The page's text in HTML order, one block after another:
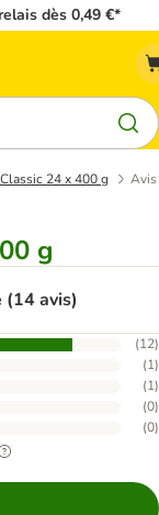
dès 0,49 €*
24 x 400 g
g
(14 avis)
(12)
(1)
(1)
(0)
(0)